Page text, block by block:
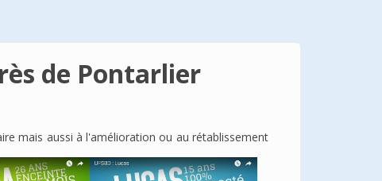
de Pontarlier
mais aussi à l'amélioration ou au rétablissement